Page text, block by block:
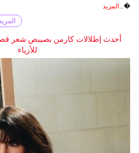
�... المزيد
أحدث إطلالات كارمن بصيبص شعر
للأزياء